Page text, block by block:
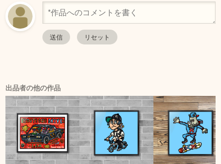
出品者の他の作品